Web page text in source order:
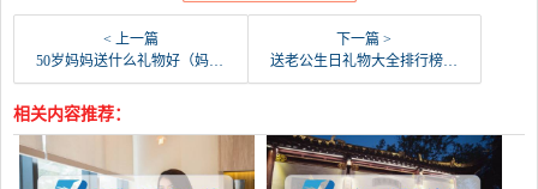
< 上一篇
50岁妈妈送什么礼物好（妈妈五十大寿送什么礼物好）
下一篇 >
送老公生日礼物大全排行榜推荐（30岁男人最渴望收到的礼物）
相关内容推荐：